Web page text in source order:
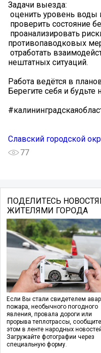
Задачи выезда:
оценить уровень воды
проверить состояние
проанализировать
противопаводковых
отработать
нештатных ситуаций.
Работа ведётся в
Берегите себя и будьте
Славский городской
77
ПОДЕЛИТЕСЬ
ЖИТЕЛЯМИ ГОРОДА
Если Вы стали свидетелем
пожара, необычного погодного
явления, провала дороги или
прорыва теплотрассы,
этом в ленте народных
Загружайте фотографии через
специальную форму.